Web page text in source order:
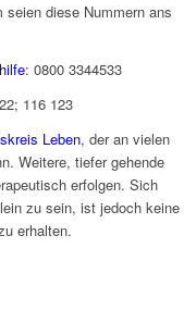
diese Nummern ans
: 0800 3344533
116 123
Leben, der an vielen
Weitere, tiefer gehende
erfolgen. Sich
zu sein, ist jedoch keine
erhalten.